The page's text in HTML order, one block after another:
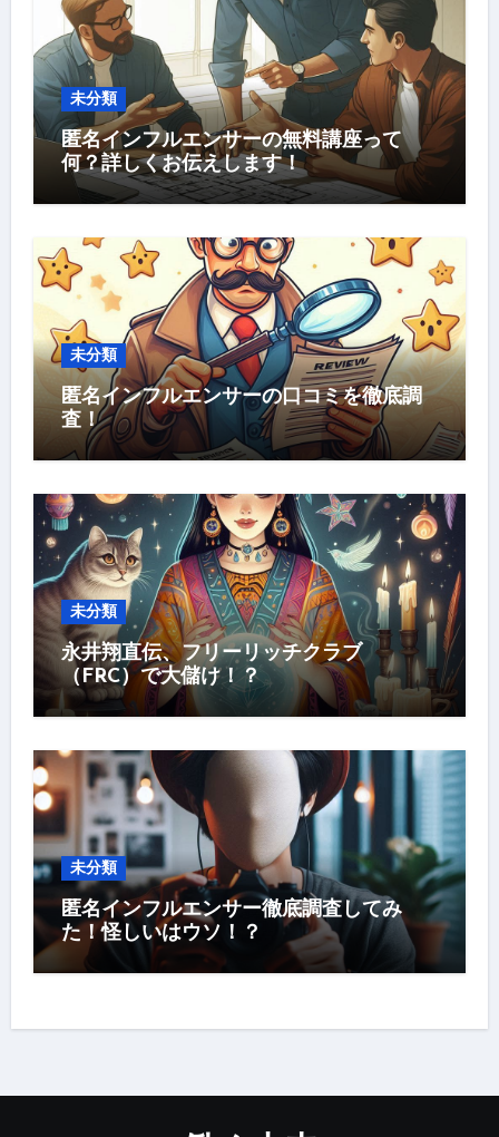
未分類
匿名インフルエンサーの無料講座って
何？詳しくお伝えします！
未分類
匿名インフルエンサーの口コミを徹底調
査！
未分類
永井翔直伝、フリーリッチクラブ
（FRC）で大儲け！？
未分類
匿名インフルエンサー徹底調査してみ
た！怪しいはウソ！？